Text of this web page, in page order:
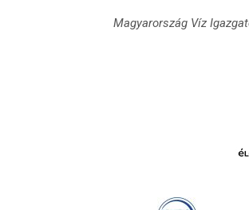
Magyarország Víz